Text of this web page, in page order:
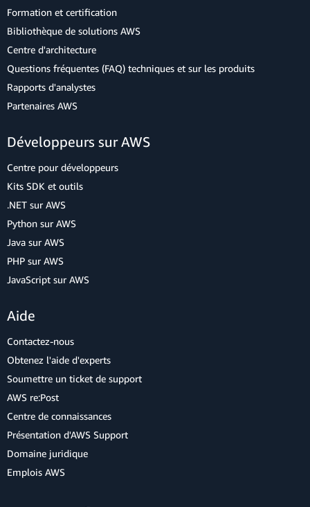
Formation et certification
Bibliothèque de solutions AWS
Centre d'architecture
Questions fréquentes (FAQ) techniques et sur les produits
Rapports d'analystes
Partenaires AWS
Développeurs sur AWS
Centre pour développeurs
Kits SDK et outils
.NET sur AWS
Python sur AWS
Java sur AWS
PHP sur AWS
JavaScript sur AWS
Aide
Contactez-nous
Obtenez l'aide d'experts
Soumettre un ticket de support
AWS re:Post
Centre de connaissances
Présentation d'AWS Support
Domaine juridique
Emplois AWS